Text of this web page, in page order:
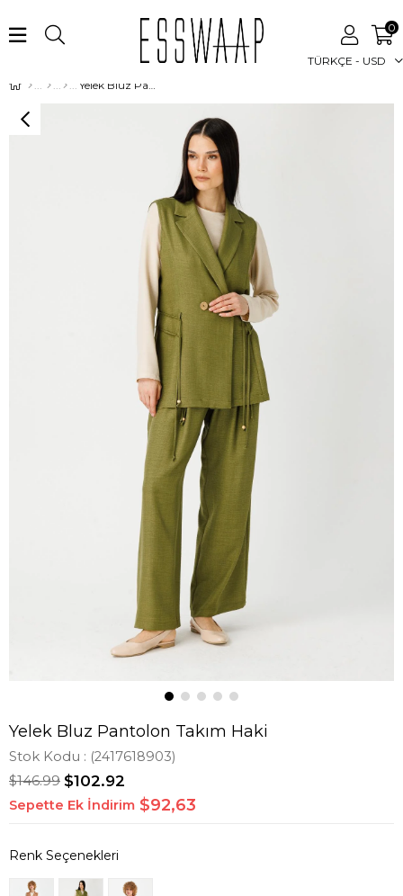
TÜRKÇE - USD
0
Yelek Bluz Pantolon Takım Haki
Yelek Bluz Pantolon Takım Haki
Stok Kodu (2417618903)
$146.99 $102.92
Sepette Ek İndirim $92,63